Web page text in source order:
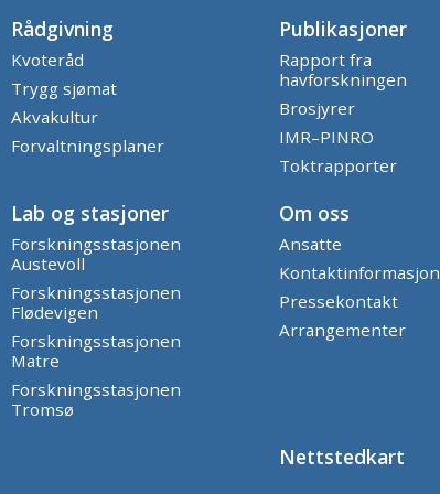
Rådgivning
Kvoteråd
Trygg sjømat
Akvakultur
Forvaltningsplaner
Publikasjoner
Rapport fra
havforskningen
Brosjyrer
IMR–PINRO
Toktrapporter
Lab og stasjoner
Forskningsstasjonen
Austevoll
Forskningsstasjonen
Flødevigen
Forskningsstasjonen
Matre
Forskningsstasjonen
Tromsø
Om oss
Ansatte
Kontaktinformasjon
Pressekontakt
Arrangementer
Nettstedkart